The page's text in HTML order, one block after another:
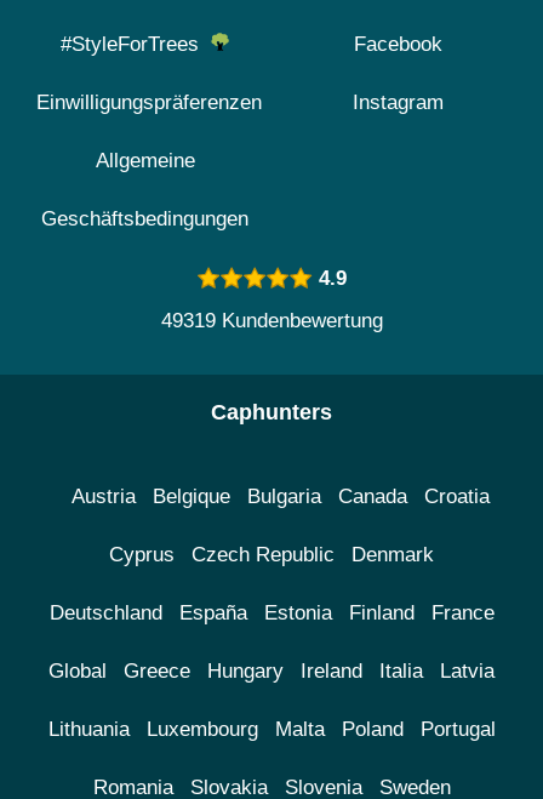
#StyleForTrees
Einwilligungspräferenzen
Allgemeine
Geschäftsbedingungen
Facebook
Instagram
4.9
49319 Kundenbewertung
Caphunters
Austria Belgique Bulgaria Canada Croatia
Cyprus Czech Republic Denmark
Deutschland España Estonia Finland France
Global Greece Hungary Ireland Italia Latvia
Lithuania Luxembourg Malta Poland Portugal
Romania Slovakia Slovenia Sweden